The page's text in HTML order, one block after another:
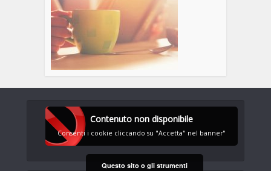
Contenuto non disponibile
Consenti i cookie cliccando su "Accetta" nel banner"
Questo sito o gli strumenti